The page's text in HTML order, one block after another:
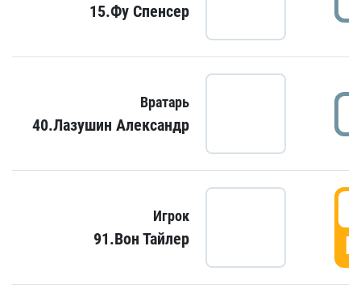
15.Фу Спенсер
Вратарь
40.Лазушин Александр
Игрок
91.Вон Тайлер